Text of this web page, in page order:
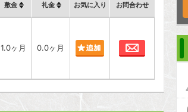
敷金 礼金 お気に入り お問合わせ
1.0ヶ月 0.0ヶ月